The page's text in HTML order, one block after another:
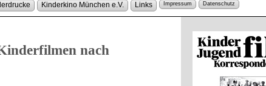
Kinderkino München e.V. Links Impressum Datenschutz
nach